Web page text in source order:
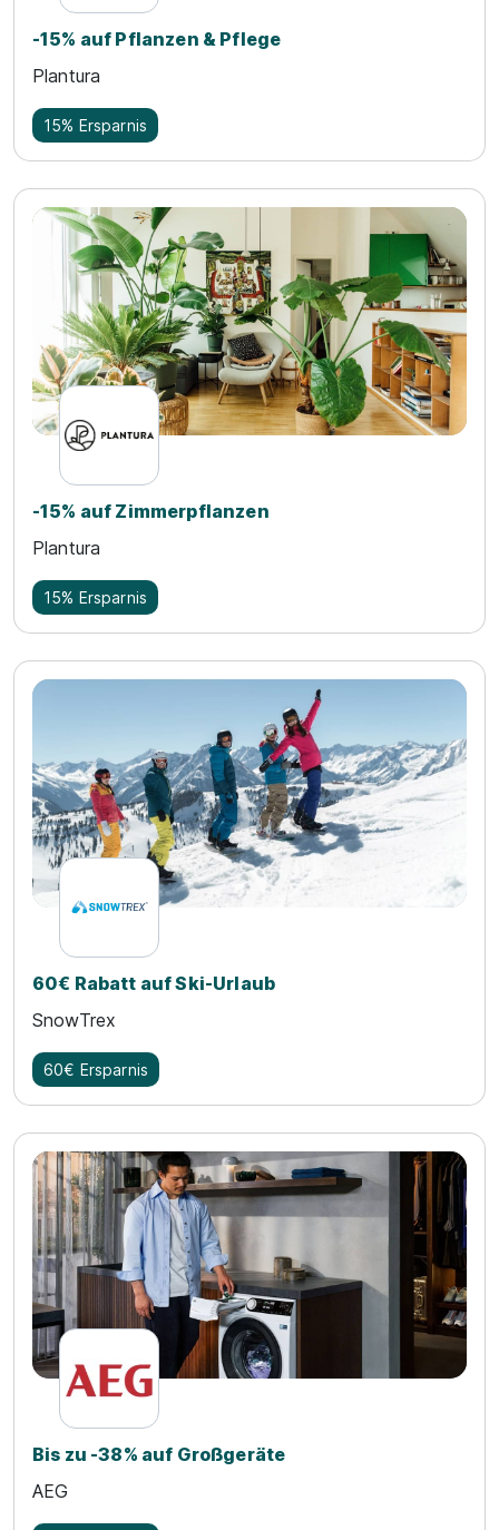
-15% auf Pflanzen & Pflege
Plantura
15% Ersparnis
-15% auf Zimmerpflanzen
Plantura
15% Ersparnis
60€ Rabatt auf Ski-Urlaub
SnowTrex
60€ Ersparnis
Bis zu -38% auf Großgeräte
AEG